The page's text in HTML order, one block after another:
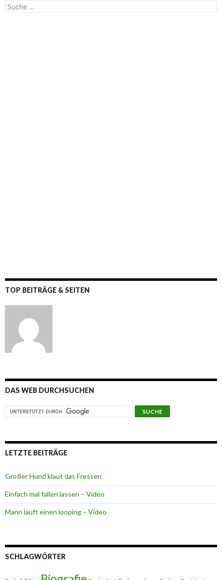
S
u
TOP BEITRÄGE & SEITEN
DAS WEB DURCHSUCHEN
LETZTE BEITRÄGE
Großer Hund klaut das Fressen
Einfach mal fallen lassen – Video
Mann läuft einen looping – Video
SCHLAGWÖRTER